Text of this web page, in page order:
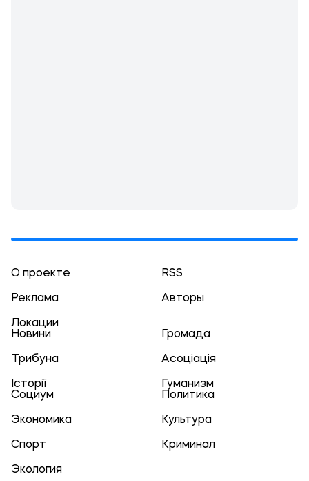
О проекте RSS
Реклама Авторы
Локации
Новини
Громада
Трибуна Асоціація
Історії
Гуманизм
Социум
Политика
Экономика Культура
Спорт Криминал
Экология